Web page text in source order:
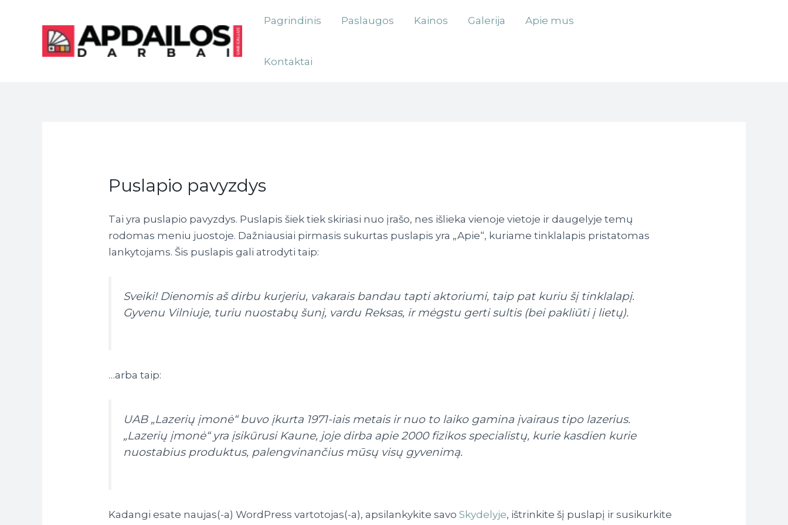
Pagrindinis Paslaugos Kainos Galerija Apie mus
Kontaktai
Puslapio pavyzdys
Tai yra puslapio pavyzdys. Puslapis šiek tiek skiriasi nuo įrašo, nes išlieka vienoje vietoje ir daugelyje temų
rodomas meniu juostoje. Dažniausiai pirmasis sukurtas puslapis yra „Apie“, kuriame tinklalapis pristatomas
lankytojams. Šis puslapis gali atrodyti taip:
Sveiki! Dienomis aš dirbu kurjeriu, vakarais bandau tapti aktoriumi, taip pat kuriu šį tinklalapį.
Gyvenu Vilniuje, turiu nuostabų šunį, vardu Reksas, ir mėgstu gerti sultis (bei pakliūti į lietų).
…arba taip:
UAB „Lazerių įmonė“ buvo įkurta 1971-iais metais ir nuo to laiko gamina įvairaus tipo lazerius.
„Lazerių įmonė“ yra įsikūrusi Kaune, joje dirba apie 2000 fizikos specialistų, kurie kasdien kurie
nuostabius produktus, palengvinančius mūsų visų gyvenimą.
Kadangi esate naujas(-a) WordPress vartotojas(-a), apsilankykite savoSkydelyje, ištrinkite šį puslapį ir susikurkite